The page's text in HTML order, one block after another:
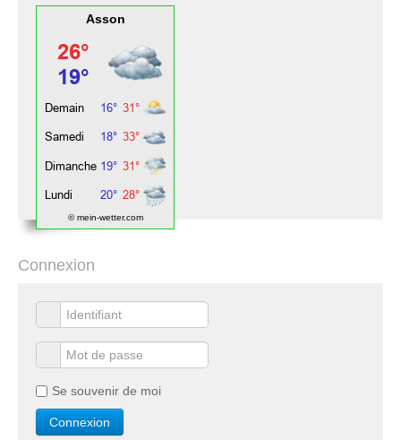
Asson
© mein-wetter.com
Connexion
Se souvenir de moi